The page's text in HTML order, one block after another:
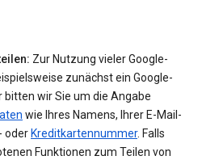
Zur Nutzung vieler Google-
zunächst ein Google-
bitten wir Sie um die Angabe
wie Ihres Namens, Ihrer E-Mail-
oder Kreditkartennummer. Falls
Funktionen zum Teilen von